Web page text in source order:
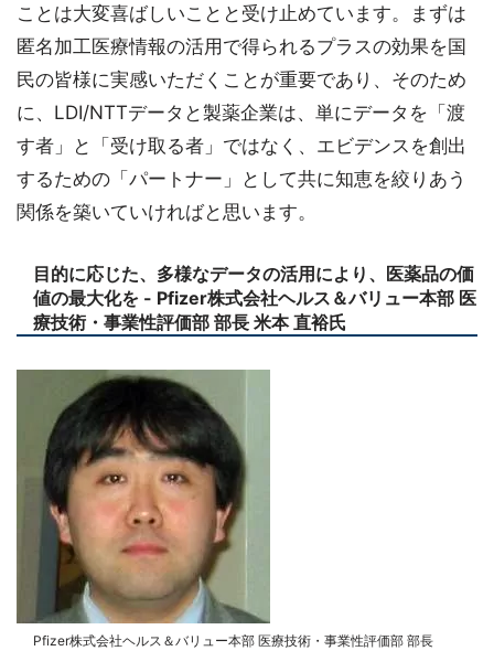
ことは大変喜ばしいことと受け止めています。まずは
匿名加工医療情報の活用で得られるプラスの効果を国
民の皆様に実感いただくことが重要であり、そのため
に、LDI/NTTデータと製薬企業は、単にデータを「渡
す者」と「受け取る者」ではなく、エビデンスを創出
するための「パートナー」として共に知恵を絞りあう
関係を築いていければと思います。
目的に応じた、多様なデータの活用により、医薬品の価
値の最大化を - Pfizer株式会社ヘルス＆バリュー本部 医
療技術・事業性評価部 部長 米本 直裕氏
Pfizer株式会社ヘルス＆バリュー本部 医療技術・事業性評価部 部長